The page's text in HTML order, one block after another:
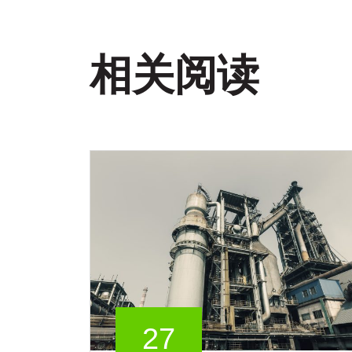
相关阅读
27